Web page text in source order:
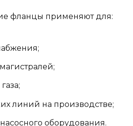
фланцы применяют для:
линий на производстве;
оборудования.